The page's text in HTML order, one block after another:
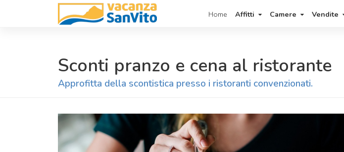
Home Affitti Camere Vendite
Sconti pranzo e cena al ristorante
Approfitta della scontistica presso i ristoranti convenzionati.